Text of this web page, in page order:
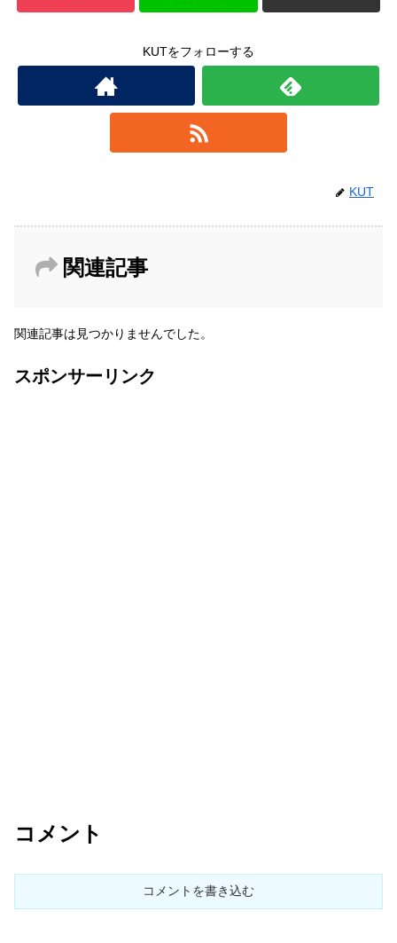
KUTをフォローする
KUT
関連記事
関連記事は見つかりませんでした。
スポンサーリンク
コメント
コメントを書き込む